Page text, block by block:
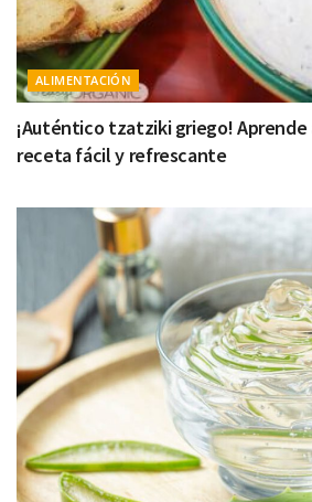
ALIMENTACIÓN
¡Auténtico tzatziki griego! Aprende
receta fácil y refrescante